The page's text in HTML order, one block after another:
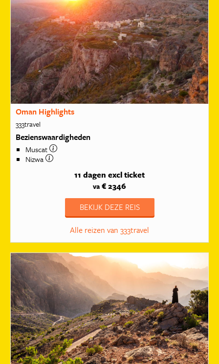
Oman Highlights
333travel
Bezienswaardigheden
Muscat
Nizwa
11 dagen excl ticket
va € 2346
BEKIJK DEZE REIS
Alle reizen van 333travel